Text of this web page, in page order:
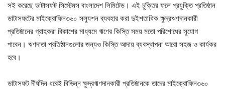
সই করেছে ডাটাসফট সিস্টেমস বাংলাদেশ লিমিটেড। এই চুক্তির ফলে প্রযুক্তি প্রতিষ্ঠান
ডাটাসফটের মাইক্রোফিন৩৬০ সল্যুশন ব্যবহার করা দুইশতাধিক ক্ষুদ্রঋণদানকারী
প্রতিষ্ঠানের গ্রাহকরা বিকাশের মাধ্যমে ঋণের কিস্তি সময় মতো পরিশোধের সুযোগ
পাবেন। ঋণদাতা প্রতিষ্ঠানগুলোর জন্যও কিস্তি আদায় ব্যবস্থাপনা আরো সহজ ও কার্যকর
হবে।
ডাটাসফট দীর্ঘদিন ধরেই বিভিন্ন ক্ষুদ্রঋণদানকারী প্রতিষ্ঠানকে তাদের মাইক্রোফিন৩৬০